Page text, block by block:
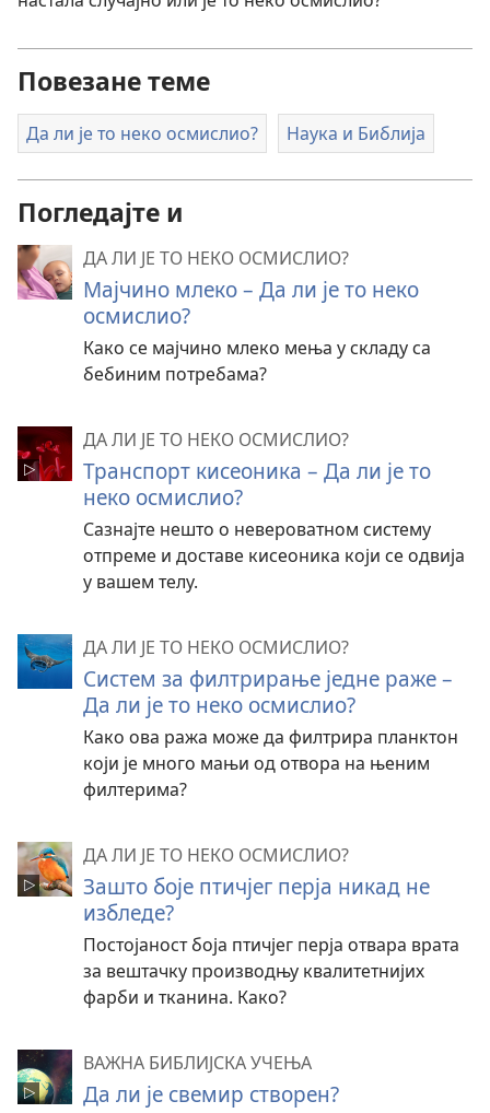
Повезане теме
Да ли је то неко осмислио? Наука и Библија
Погледајте и
ДА ЛИ ЈЕ ТО НЕКО ОСМИСЛИО?
Мајчино млеко – Да ли је то неко
осмислио?
Како се мајчино млеко мења у складу са
бебиним потребама?
ДА ЛИ ЈЕ ТО НЕКО ОСМИСЛИО?
Транспорт кисеоника – Да ли је то
неко осмислио?
Сазнајте нешто о невероватном систему
отпреме и доставе кисеоника који се одвија
у вашем телу.
ДА ЛИ ЈЕ ТО НЕКО ОСМИСЛИО?
Систем за филтрирање једне раже –
Да ли је то неко осмислио?
Како ова ража може да филтрира планктон
који је много мањи од отвора на њеним
филтерима?
ДА ЛИ ЈЕ ТО НЕКО ОСМИСЛИО?
Зашто боје птичјег перја никад не
избледе?
Постојаност боја птичјег перја отвара врата
за вештачку производњу квалитетнијих
фарби и тканина. Како?
ВАЖНА БИБЛИЈСКА УЧЕЊА
Да ли је свемир створен?